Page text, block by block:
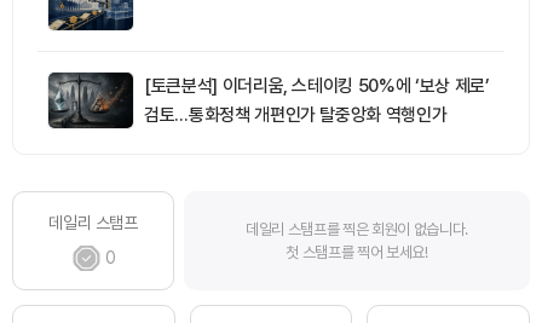
[토큰분석] 이더리움, 스테이킹 50%에 ‘보상 제로’
검토…통화정책 개편인가 탈중앙화 역행인가
데일리 스탬프
0
데일리 스탬프를 찍은 회원이 없습니다.
첫 스탬프를 찍어 보세요!